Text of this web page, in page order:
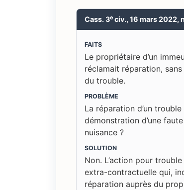
Cass. 3e civ., 16 mars 2022,
FAITS
Le propriétaire d’un
réclamait réparation,
du trouble.
PROBLÈME
La réparation d’un
démonstration d’une
nuisance ?
SOLUTION
Non. L’action pour
extra-contractuelle qui,
réparation auprès du